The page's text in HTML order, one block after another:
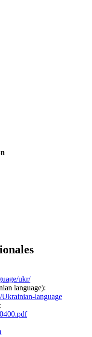
ukr/
language):
language